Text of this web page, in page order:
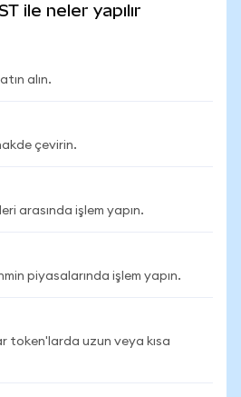
ile neler yapılır
alın.
çevirin.
arasında işlem yapın.
piyasalarında işlem yapın.
token'larda uzun veya kısa